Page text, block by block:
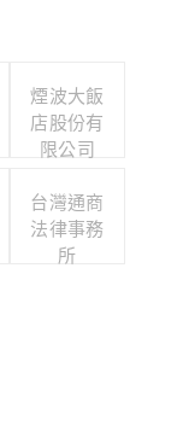
煙波大飯
店股份有
限公司
台灣通商
法律事務
所